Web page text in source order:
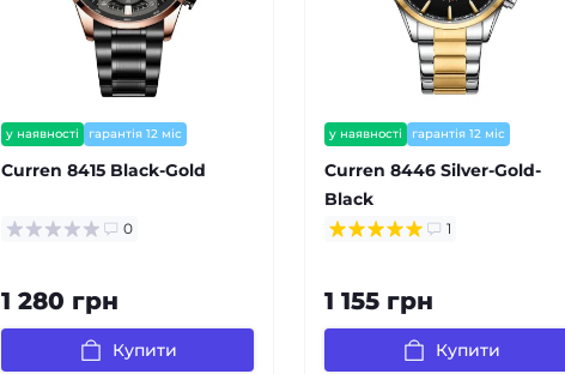
у наявності гарантія 12 міс
Curren 8415 Black-Gold
0
1 280 грн
Купити
у наявності
гарантія 12 міс
Curren 8446 Silver-Gold-
Black
1
1 155 грн
Купити